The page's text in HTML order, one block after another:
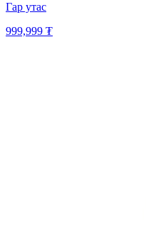
Гар утас
999,999 ₮